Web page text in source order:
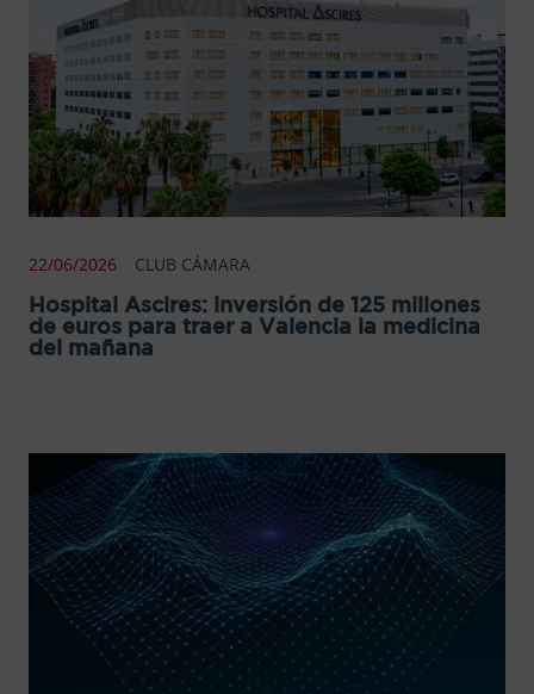
22/06/2026 CLUB CÁMARA
Hospital Ascires: inversión de 125 millones
de euros para traer a Valencia la medicina
del mañana